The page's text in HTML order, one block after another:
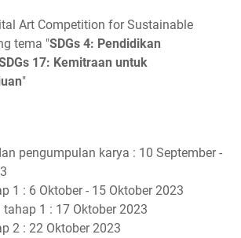
Art Competition for Sustainable
tema "SDGs 4: Pendidikan
17: Kemitraan untuk
"
pengumpulan karya : 10 September -
1 : 6 Oktober - 15 Oktober 2023
1 : 17 Oktober 2023
2 : 22 Oktober 2023